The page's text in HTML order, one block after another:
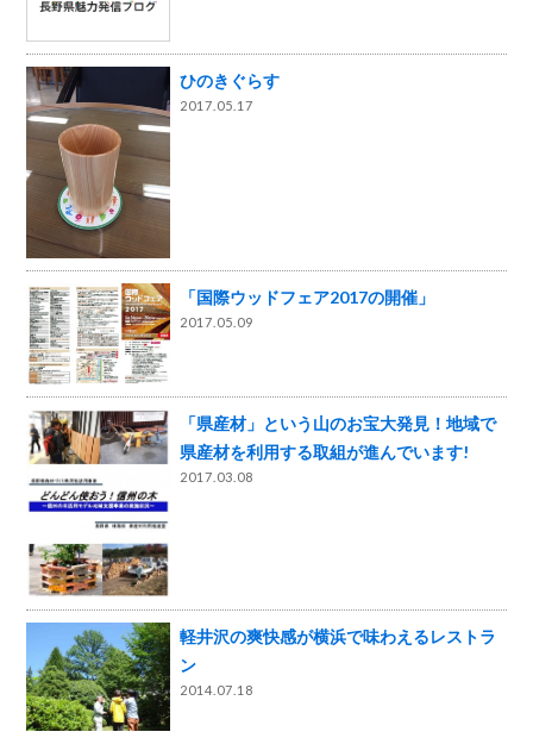
ひのきぐらす
2017.05.17
「国際ウッドフェア2017の開催」
2017.05.09
「県産材」という山のお宝大発見！地域で
県産材を利用する取組が進んでいます!
2017.03.08
軽井沢の爽快感が横浜で味わえるレストラ
ン
2014.07.18